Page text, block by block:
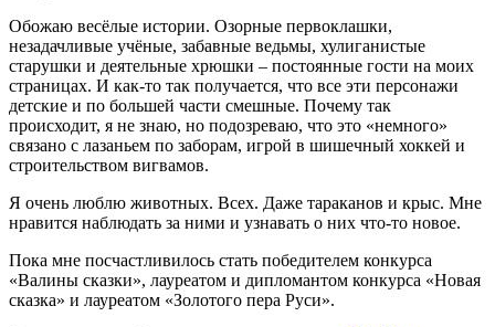
Обожаю весёлые истории. Озорные первоклашки,
незадачливые учёные, забавные ведьмы, хулиганистые
старушки и деятельные хрюшки – постоянные гости на моих
страницах. И как-то так получается, что все эти персонажи
детские и по большей части смешные. Почему так
происходит, я не знаю, но подозреваю, что это «немного»
связано с лазаньем по заборам, игрой в шишечный хоккей и
строительством вигвамов.
Я очень люблю животных. Всех. Даже тараканов и крыс. Мне
нравится наблюдать за ними и узнавать о них что-то новое.
Пока мне посчастливилось стать победителем конкурса
«Валины сказки», лауреатом и дипломантом конкурса «Новая
сказка» и лауреатом «Золотого пера Руси».